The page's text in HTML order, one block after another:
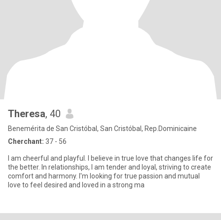
Theresa, 40
Benemérita de San Cristóbal, San Cristóbal, Rep.Dominicaine
Cherchant: 37 - 56
I am cheerful and playful. I believe in true love that changes life for
the better. In relationships, I am tender and loyal, striving to create
comfort and harmony. I'm looking for true passion and mutual
love to feel desired and loved in a strong ma